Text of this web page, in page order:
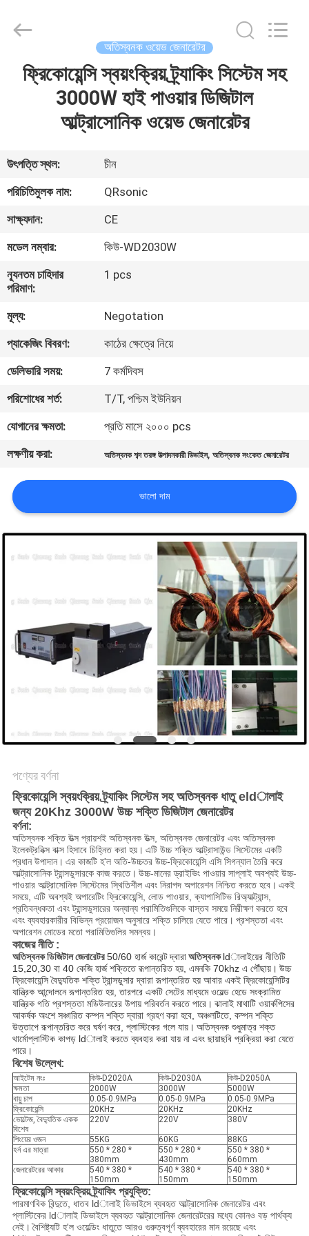
বাড়ি
আমাদের
সম্বন্ধে
কারখানা
পরিদর্শন
নিয়ন্ত্রণ
আমাদের
সাথে
যোগাযোগ
করুন
খবর
মামলা
উদ্ধৃতি
অনুরোধ
করুন
সাইট
নীতি
Equipment
Co.,Ltd.
Reserved.
অতিস্বনক ওয়েভ জেনারেটর
ফ্রিকোয়েন্সি স্বয়ংক্রিয় ট্র্যাকিং সিস্টেম সহ
3000W হাই পাওয়ার ডিজিটাল
আল্ট্রাসোনিক ওয়েভ জেনারেটর
উৎপত্তি স্থল:
চীন
পরিচিতিমুলক নাম:
QRsonic
সাক্ষ্যদান:
CE
মডেল নম্বার:
কিউ-WD2030W
ন্যূনতম চাহিদার
পরিমাণ:
1 pcs
মূল্য:
Negotation
প্যাকেজিং বিবরণ:
কাঠের ক্ষেত্রে নিয়ে
ডেলিভারি সময়:
7 কর্মদিবস
পরিশোধের শর্ত:
T/T, পশ্চিম ইউনিয়ন
যোগানের ক্ষমতা:
প্রতি মাসে ২০০০ pcs
লক্ষণীয় করা:
অতিস্বনক শব্দ তরঙ্গ উত্পাদনকারী ডিভাইস,অতিস্বনক সংকেত জেনারেটর
ভালো দাম
পণ্যের বর্ণনা
ফ্রিকোয়েন্সি স্বয়ংক্রিয় ট্র্যাকিং সিস্টেম সহ অতিস্বনক ধাতু eldালাই
জন্য 20Khz 3000W উচ্চ শক্তি ডিজিটাল জেনারেটর
বর্ণনা:
অতিস্বনক শক্তি উত্স প্রায়শই অতিস্বনক উত্স, অতিস্বনক জেনারেটর এবং অতিস্বনক
ইলেকট্রনিক্স বাক্স হিসাবে চিহ্নিত করা হয়। এটি উচ্চ শক্তি আল্ট্রাসাউন্ড সিস্টেমের একটি
প্রধান উপাদান। এর কাজটি হ'ল অতি-উচ্চতর উচ্চ-ফ্রিকোয়েন্সি এসি সিগন্যাল তৈরি করে
আল্ট্রাসোনিক ট্রান্সডুসারকে কাজ করতে। উচ্চ-মানের ড্রাইভিং পাওয়ার সাপ্লাই অবশ্যই উচ্চ-
পাওয়ার আল্ট্রাসোনিক সিস্টেমের স্থিতিশীল এবং নিরাপদ অপারেশন নিশ্চিত করতে হবে। একই
সময়ে, এটি অবশ্যই অপারেটিং ফ্রিকোয়েন্সি, লোড পাওয়ার, ক্যাপাসিটিভ রিঅ্যাক্ট্যান্স,
প্রতিবন্ধকতা এবং ট্রান্সডুসারের অন্যান্য পরামিতিগুলিকে বাস্তব সময়ে নিরীক্ষণ করতে হবে
এবং ব্যবহারকারীর বিভিন্ন প্রয়োজন অনুসারে শক্তি চালিয়ে যেতে পারে। প্রশস্ততা এবং
অপারেশন মোডের মতো পরামিতিগুলির সমন্বয়।
কাজের নীতি :
অতিস্বনক ডিজিটাল জেনারেটর50/60 হার্জ কারেন্টদ্বারাঅতিস্বনক ldালাইয়ের নীতিটি
15,20,30 বা 40 কেজি হার্জ শক্তিতে রূপান্তরিত হয়, এমনকি 70khz এ পৌঁছায়। উচ্চ
ফ্রিকোয়েন্সি বৈদ্যুতিক শক্তি ট্রান্সডুসার দ্বারা রূপান্তরিত হয় আবার একই ফ্রিকোয়েন্সিটির
যান্ত্রিক আন্দোলনে রূপান্তরিত হয়, তারপরে একটি সেটের মাধ্যমে ওয়েল্ড হেডে সংক্রামিত
যান্ত্রিক গতি প্রশস্ততা মডিউলারের উপায় পরিবর্তন করতে পারে। ঝালাই মাথাটি ওয়ার্কপিসের
আকর্ষক অংশে সঞ্চারিত কম্পন শক্তি দ্বারা গ্রহণ করা হবে, অঞ্চলটিতে, কম্পন শক্তি
উত্তাপে রূপান্তরিত করে ঘর্ষণ করে, প্লাস্টিকের গলে যায়। অতিস্বনক শুধুমাত্র শক্ত
থার্মোপ্লাস্টিক কাপড় ldালাই করতে ব্যবহার করা যায় না এবং ছায়াছবি প্রক্রিয়া করা যেতে
পারে।
বিশেষ উল্লেখ:
আইটেম নংঃ কিউ-D2020A কিউ-D2030A
কিউ-D2050A
ক্ষমতা
2000W 3000W
5000W
বায়ু চাপ
0.05-0.9MPa 0.05-0.9MPa
0.05-0.9MPa
ফ্রিকোয়েন্সি
20KHz 20KHz
20KHz
ভোল্টেজ, বৈদ্যুতিক একক
বিশেষ
220V 220V 380V
শিংয়ের ওজন 55KG 60KG
88KG
হর্ন এর মাত্রা
550 * 280 *
380mm
550 * 280 *
430mm
550 * 380 *
660mm
জেনারেটরের আকার
540 * 380 *
150mm
540 * 380 *
150mm
540 * 380 *
150mm
ফ্রিকোয়েন্সি স্বয়ংক্রিয় ট্র্যাকিং প্রযুক্তি:
পারমাণবিক বিন্দুতে, ধাতব ldালাই ডিভাইসে ব্যবহৃত আল্ট্রাসোনিক জেনারেটর এবং
প্লাস্টিকের ldালাই ডিভাইসে ব্যবহৃত আল্ট্রাসোনিক জেনারেটরের মধ্যে কোনও বড় পার্থক্য
নেই। বৈশিষ্ট্যটি হ'ল ওয়েল্ডিং ধাতুতে আরও গুরুত্বপূর্ণ ব্যবহারের মান রয়েছে এবং